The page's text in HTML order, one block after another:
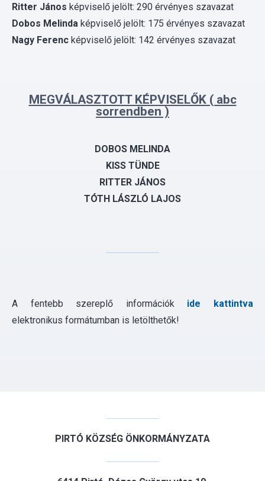
Ritter János képviselő jelölt: 290 érvényes szavazat
Dobos Melinda képviselő jelölt: 175 érvényes szavazat
Nagy Ferenc képviselő jelölt: 142 érvényes szavazat
MEGVÁLASZTOTT KÉPVISELŐK ( abc
sorrendben )
DOBOS MELINDA
KISS TÜNDE
RITTER JÁNOS
TÓTH LÁSZLÓ LAJOS
A fentebb szereplő információk ide kattintva
elektronikus formátumban is letölthetők!
PIRTÓ KÖZSÉG ÖNKORMÁNYZATA